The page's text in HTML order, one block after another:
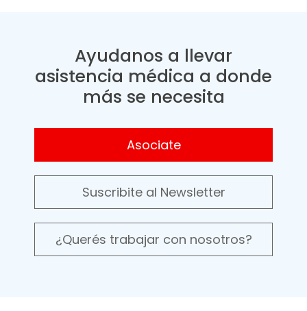
Ayudanos a llevar
asistencia médica a donde
más se necesita
Asociate
Suscribite al Newsletter
¿Querés trabajar con nosotros?